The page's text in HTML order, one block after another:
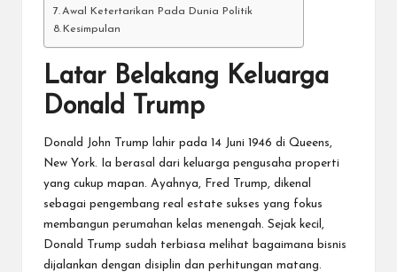
Awal Ketertarikan Pada Dunia Politik
Kesimpulan
Latar Belakang Keluarga
Donald Trump
Donald John Trump lahir pada 14 Juni 1946 di Queens,
New York. Ia berasal dari keluarga pengusaha properti
yang cukup mapan. Ayahnya, Fred Trump, dikenal
sebagai pengembang real estate sukses yang fokus
membangun perumahan kelas menengah. Sejak kecil,
Donald Trump sudah terbiasa melihat bagaimana bisnis
dijalankan dengan disiplin dan perhitungan matang.